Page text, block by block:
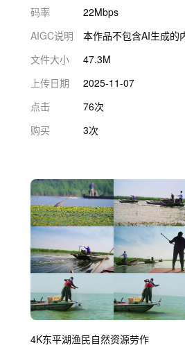
码率
22Mbps
AIGC说明
本作品不包含AI生成的
文件大小
47.3M
上传日期
2025-11-07
点击
76次
购买
3次
4K东平湖渔民自然资源劳作